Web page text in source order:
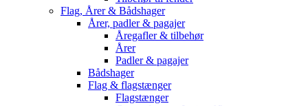
Flag, Årer & Bådshager
Årer, padler & pagajer
Åregafler & tilbehør
Årer
Padler & pagajer
Bådshager
Flag & flagstænger
Flagstænger